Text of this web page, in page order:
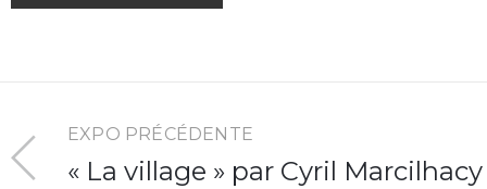
EXPO PRÉCÉDENTE
« La village » par Cyril Marcilhacy